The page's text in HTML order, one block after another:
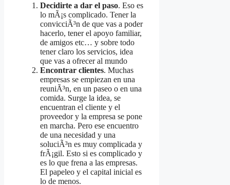
Decidirte a dar el paso. Eso es
lo mÃ¡s complicado. Tener la
convicciÃ³n de que vas a poder
hacerlo, tener el apoyo familiar,
de amigos etc… y sobre todo
tener claro los servicios, idea
que vas a ofrecer al mundo
Encontrar clientes. Muchas
empresas se empiezan en una
reuniÃ³n, en un paseo o en una
comida. Surge la idea, se
encuentran el cliente y el
proveedor y la empresa se pone
en marcha. Pero ese encuentro
de una necesidad y una
soluciÃ³n es muy complicada y
frÃ¡gil. Esto si es complicado y
es lo que frena a las empresas.
El papeleo y el capital inicial es
lo de menos.